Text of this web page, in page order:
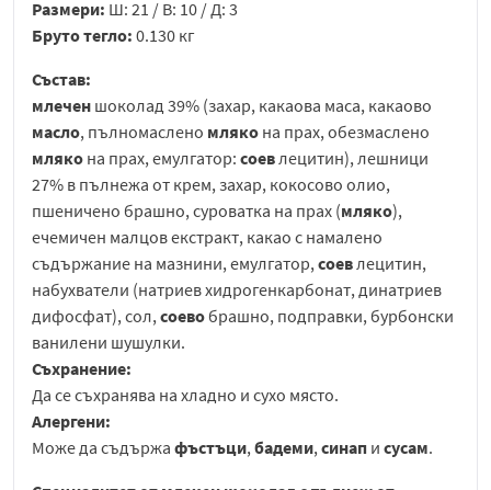
Размери: Ш: 21 / В: 10 / Д: 3
Бруто тегло: 0.130 кг
Състав:
млечен шоколад 39% (захар, какаова маса, какаово
масло, пълномаслено мляко на прах, обезмаслено
мляко на прах, емулгатор: соевлецитин), лешници
27% в пълнежа от крем, захар, кокосово олио,
пшеничено брашно, суроватка на прах (мляко),
ечемичен малцов екстракт, какао с намалено
съдържание на мазнини, емулгатор,соевлецитин,
набухватели (натриев хидрогенкарбонат, динатриев
дифосфат), сол,соевобрашно, подправки, бурбонски
ванилени шушулки.
Съхранение:
Да се съхранява на хладно и сухо място.
Алергени:
Може да съдържа фъстъци,бадеми,синап и сусам.